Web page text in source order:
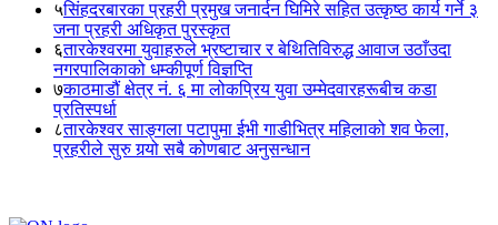
५सिंहदरबारका प्रहरी प्रमुख जनार्दन घिमिरे सहित उत्कृष्ठ कार्य गर्ने ३
जना प्रहरी अधिकृत पुरस्कृत
६तारकेश्वरमा युवाहरुले भ्रष्टाचार र बेथितिविरुद्ध आवाज उठाँउदा
नगरपालिकाको धम्कीपूर्ण विज्ञप्ति
७काठमाडौं क्षेत्र नं. ६ मा लोकप्रिय युवा उम्मेदवारहरूबीच कडा
प्रतिस्पर्धा
८तारकेश्वर साङ्गला पटापुमा ईभी गाडीभित्र महिलाको शव फेला,
प्रहरीले सुरु गर्‍यो सबै कोणबाट अनुसन्धान